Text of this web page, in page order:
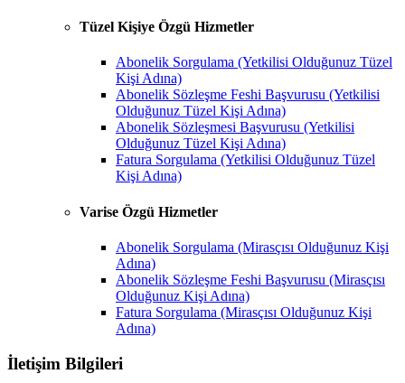
Tüzel Kişiye Özgü Hizmetler
Abonelik Sorgulama (Yetkilisi Olduğunuz Tüzel
Kişi Adına)
Abonelik Sözleşme Feshi Başvurusu (Yetkilisi
Olduğunuz Tüzel Kişi Adına)
Abonelik Sözleşmesi Başvurusu (Yetkilisi
Olduğunuz Tüzel Kişi Adına)
Fatura Sorgulama (Yetkilisi Olduğunuz Tüzel
Kişi Adına)
Varise Özgü Hizmetler
Abonelik Sorgulama (Mirasçısı Olduğunuz Kişi
Adına)
Abonelik Sözleşme Feshi Başvurusu (Mirasçısı
Olduğunuz Kişi Adına)
Fatura Sorgulama (Mirasçısı Olduğunuz Kişi
Adına)
İletişim Bilgileri